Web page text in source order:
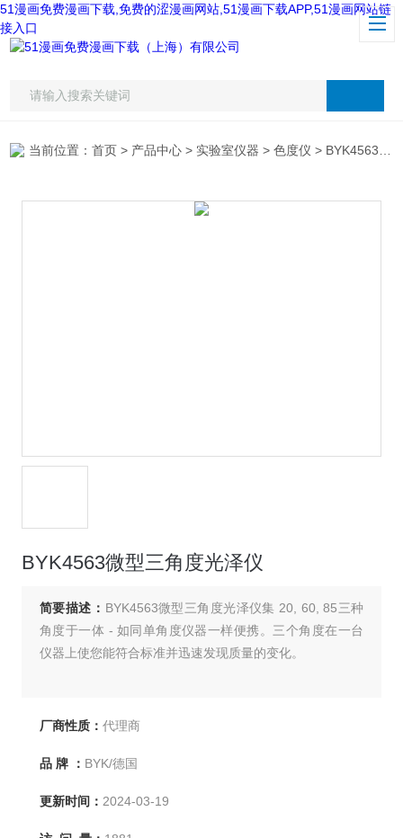
51漫画免费漫画下载,免费的涩漫画网站,51漫画下载APP,51漫画网站链
接入口
当前位置：首页 > 产品中心 > 实验室仪器 >色度仪 > BYK4563微型三角度光泽仪
BYK4563微型三角度光泽仪
简要描述： BYK4563微型三角度光泽仪集 20, 60, 85三种
角度于一体 - 如同单角度仪器一样便携。三个角度在一台
仪器上使您能符合标准并迅速发现质量的变化。
厂商性质： 代理商
品 牌 ： BYK/德国
更新时间： 2024-03-19